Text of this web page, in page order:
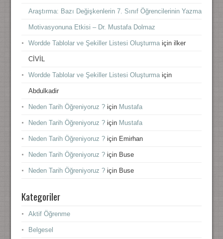
Araştırma: Bazı Değişkenlerin 7. Sınıf Öğrencilerinin Yazma
Motivasyonuna Etkisi – Dr. Mustafa Dolmaz
Wordde Tablolar ve Şekiller Listesi Oluşturmaiçin ilker
CİVİL
Wordde Tablolar ve Şekiller Listesi Oluşturmaiçin
Abdulkadir
Neden Tarih Öğreniyoruz ?için Mustafa
Neden Tarih Öğreniyoruz ?için Mustafa
Neden Tarih Öğreniyoruz ?için Emirhan
Neden Tarih Öğreniyoruz ?için Buse
Neden Tarih Öğreniyoruz ?için Buse
Kategoriler
Aktif Öğrenme
Belgesel